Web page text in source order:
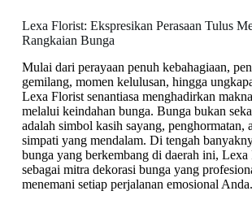
Lexa Florist: Ekspresikan Perasaan Tulus
Rangkaian Bunga
Mulai dari perayaan penuh kebahagiaan,
gemilang, momen kelulusan, hingga
Lexa Florist senantiasa menghadirkan
melalui keindahan bunga. Bunga bukan
adalah simbol kasih sayang, penghormatan,
simpati yang mendalam. Di tengah
bunga yang berkembang di daerah ini,
sebagai mitra dekorasi bunga yang
menemani setiap perjalanan emosional Anda.